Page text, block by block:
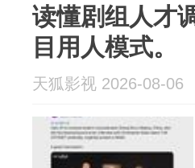
读懂剧组人才
目用人模式。
天狐影视 2026-08-06